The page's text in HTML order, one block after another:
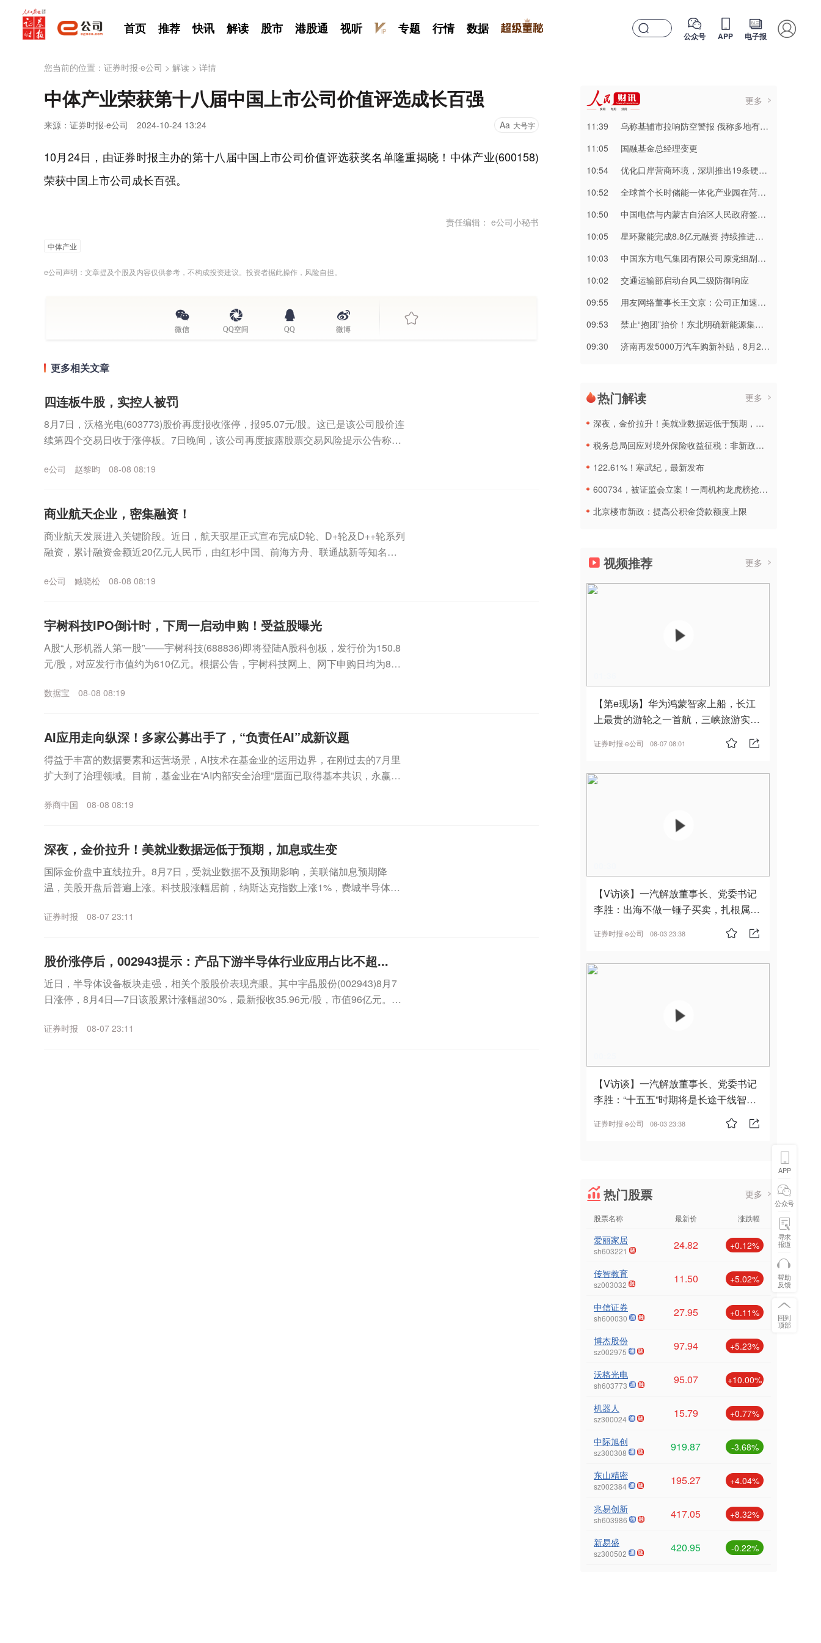
首页 推荐 快讯 解读 股市 港股通 视听 专题 行情 数据 公众号 APP 电子报
您当前的位置： 证券时报·e公司 > 解读 > 详情
中体产业荣获第十八届中国上市公司价值评选成长百强
来源：证券时报·e公司 2024-10-24 13:24 Aa 大号字
10月24日，由证券时报主办的第十八届中国上市公司价值评选获奖名单隆重揭晓！中体产业(600158)
荣获中国上市公司成长百强。
责任编辑： e公司小秘书
中体产业
e公司声明：文章提及个股及内容仅供参考，不构成投资建议。投资者据此操作，风险自担。
微信 QQ空间 QQ 微博
更多相关文章
四连板牛股，实控人被罚
8月7日，沃格光电(603773)股价再度报收涨停，报95.07元/股。这已是该公司股价连
续第四个交易日收于涨停板。7日晚间，该公司再度披露股票交易风险提示公告称，
e公司 赵黎昀 08-08 08:19
商业航天企业，密集融资！
商业航天发展进入关键阶段。近日，航天驭星正式宣布完成D轮、D+轮及D++轮系列
融资，累计融资金额近20亿元人民币，由红杉中国、前海方舟、联通战新等知名产
e公司 臧晓松 08-08 08:19
宇树科技IPO倒计时，下周一启动申购！受益股曝光
A股“人形机器人第一股”——宇树科技(688836)即将登陆A股科创板，发行价为150.8
元/股，对应发行市值约为610亿元。根据公告，宇树科技网上、网下申购日均为8月
数据宝 08-08 08:19
AI应用走向纵深！多家公募出手了，“负责任AI”成新议题
得益于丰富的数据要素和运营场景，AI技术在基金业的运用边界，在刚过去的7月里
扩大到了治理领域。目前，基金业在“AI内部安全治理”层面已取得基本共识，永赢、
券商中国 08-08 08:19
深夜，金价拉升！美就业数据远低于预期，加息或生变
国际金价盘中直线拉升。8月7日，受就业数据不及预期影响，美联储加息预期降
温，美股开盘后普遍上涨。科技股涨幅居前，纳斯达克指数上涨1%，费城半导体指
证券时报 08-07 23:11
股价涨停后，002943提示：产品下游半导体行业应用占比不超...
近日，半导体设备板块走强，相关个股股价表现亮眼。其中宇晶股份(002943)8月7
日涨停，8月4日—7日该股累计涨幅超30%，最新报收35.96元/股，市值96亿元。8
证券时报 08-07 23:11
更多
11:39
乌称基辅市拉响防空警报 俄称多地有导弹来袭
11:05
国融基金总经理变更
10:54
优化口岸营商环境，深圳推出19条硬举措
10:52
全球首个长时储能一体化产业园在菏泽量产
10:50
中国电信与内蒙古自治区人民政府签署战略合作协议
10:05
星环聚能完成8.8亿元融资 持续推进聚变能源工程化
10:03
中国东方电气集团有限公司原党组副书记、董事宋致远接受中央纪委国家监委纪律审查和监察调查
10:02
交通运输部启动台风二级防御响应
09:55
用友网络董事长王文京：公司正加速转型 企业AI业务占比快速提升
09:53
禁止“抱团”抬价！东北明确新能源集中报价仅限同省同集团
09:30
济南再发5000万汽车购新补贴，8月20日起申报
热门解读 更多
深夜，金价拉升！美就业数据远低于预期，加息或生变
税务总局回应对境外保险收益征税：非新政策，无需过度解读
122.61%！寒武纪，最新发布
600734，被证监会立案！一周机构龙虎榜抢筹名单出炉
北京楼市新政：提高公积金贷款额度上限
视频推荐 更多
【第e现场】华为鸿蒙智家上船，长江
上最贵的游轮之一首航，三峡旅游实
证券时报·e公司 08-07 08:01
【V访谈】一汽解放董事长、党委书记
李胜：出海不做一锤子买卖，扎根属
证券时报·e公司 08-03 23:38
【V访谈】一汽解放董事长、党委书记
李胜：“十五五”时期将是长途干线智能
证券时报·e公司 08-03 23:38
热门股票 更多
股票名称 最新价 涨跌幅
爱丽家居
sh603221 24.82 +0.12%
传智教育
sz003032 11.50 +5.02%
中信证券
sh600030 27.95 +0.11%
博杰股份
sz002975 97.94 +5.23%
沃格光电
sh603773 95.07 +10.00%
机器人
sz300024 15.79 +0.77%
中际旭创
sz300308 919.87 -3.68%
东山精密
sz002384 195.27 +4.04%
兆易创新
sh603986 417.05 +8.32%
新易盛
sz300502 420.95 -0.22%
APP
公众号
寻求
报道
帮助
反馈
回到
顶部